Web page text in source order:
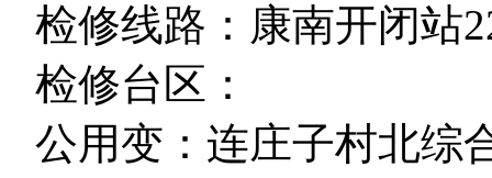
检修线路：康南开闭站
检修台区：
公用变：连庄子村北综